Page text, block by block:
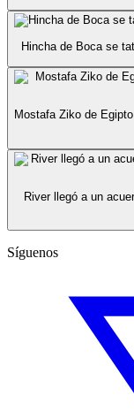
Hincha de Boca se
Mostafa Ziko de
River llegó a un
Síguenos